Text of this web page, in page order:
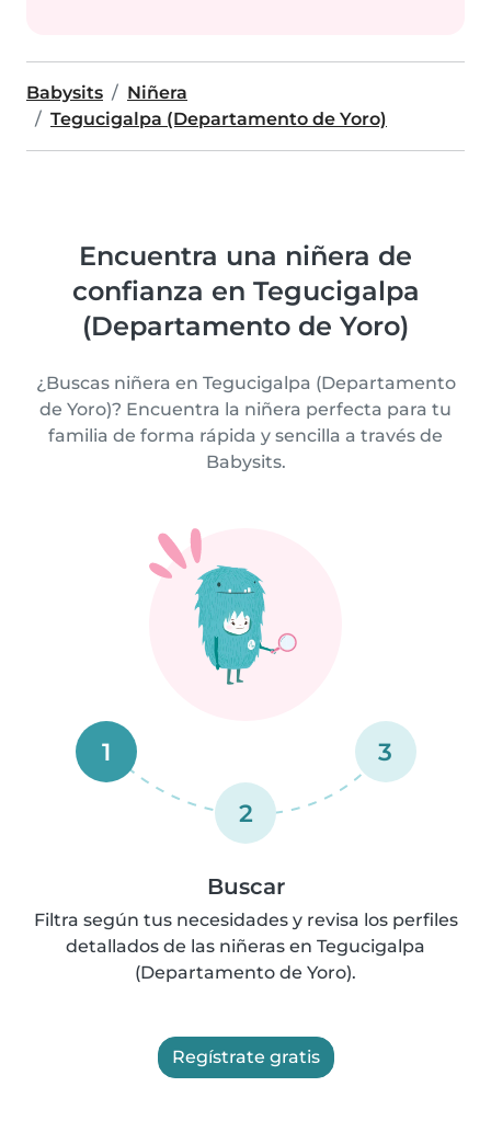
Babysits
Niñera
Tegucigalpa (Departamento de Yoro)
Encuentra una niñera de
confianza en Tegucigalpa
(Departamento de Yoro)
¿Buscas niñera en Tegucigalpa (Departamento
de Yoro)? Encuentra la niñera perfecta para tu
familia de forma rápida y sencilla a través de
Babysits.
1
2
3
Buscar
Filtra según tus necesidades y revisa los perfiles
detallados de las niñeras en Tegucigalpa
(Departamento de Yoro).
Regístrate gratis